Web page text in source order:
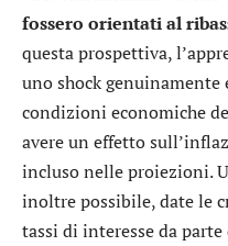
fossero orientati al
questa prospettiva,
uno shock
condizioni economiche
avere un effetto
incluso nelle proiezioni.
inoltre possibile, date le
tassi di interesse da